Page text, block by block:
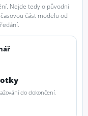
Nejde tedy o původní
část modelu od
do dokončení.